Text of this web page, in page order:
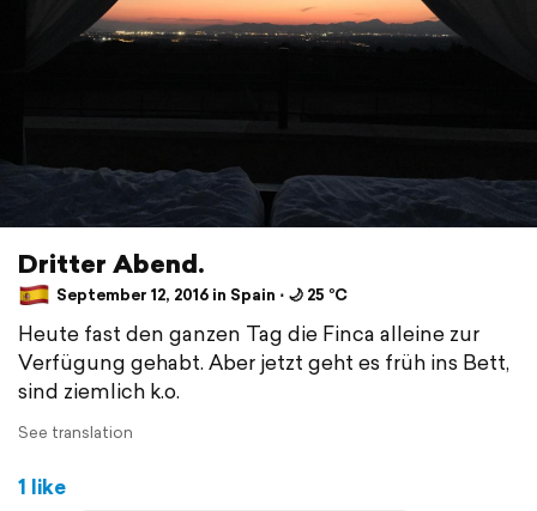
Dritter Abend.
September 12, 2016 in Spain ⋅ 🌙 25 °C
Heute fast den ganzen Tag die Finca alleine zur
Verfügung gehabt. Aber jetzt geht es früh ins Bett,
sind ziemlich k.o.
See translation
1 like